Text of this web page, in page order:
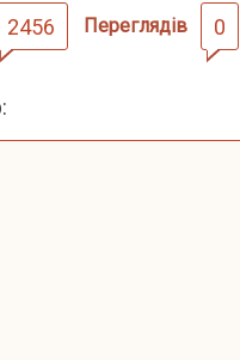
2456 Переглядів 0